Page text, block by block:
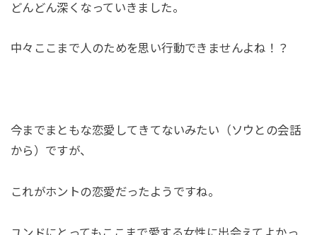
どんどん深くなっていきました。
中々ここまで人のためを思い行動できませんよね！？
今までまともな恋愛してきてないみたい（ソウとの会話
から）ですが、
これがホントの恋愛だったようですね。